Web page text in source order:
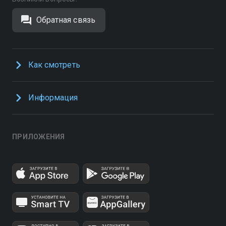
Обратная связь
Как смотреть
Информация
ПРИЛОЖЕНИЯ